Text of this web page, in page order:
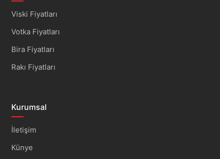
Viski Fiyatları
Votka Fiyatları
Bira Fiyatları
Rakı Fiyatları
Kurumsal
İletişim
Künye